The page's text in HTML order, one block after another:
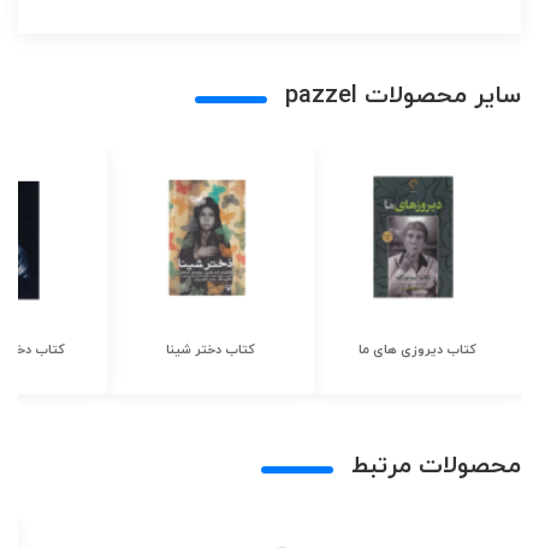
سایر محصولات pazzel
کتاب دیروزی های ما کتاب دختر شینا کتاب دختر
محصولات مرتبط